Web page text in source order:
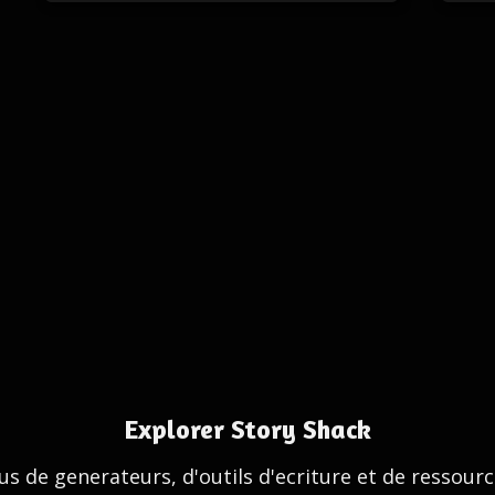
Explorer Story Shack
de generateurs, d'outils d'ecriture et de